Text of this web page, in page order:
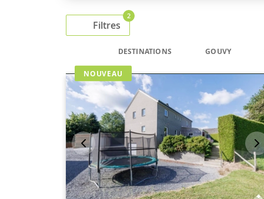
Filtres
2
DESTINATIONS GOUVY